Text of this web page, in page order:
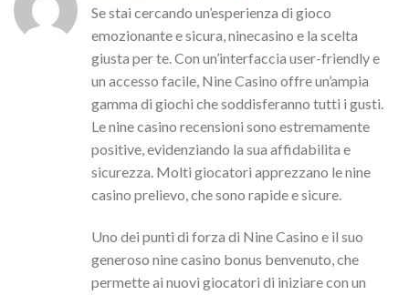
Se stai cercando un’esperienza di gioco
emozionante e sicura, ninecasino e la scelta
giusta per te. Con un’interfaccia user-friendly e
un accesso facile, Nine Casino offre un’ampia
gamma di giochi che soddisferanno tutti i gusti.
Le nine casino recensioni sono estremamente
positive, evidenziando la sua affidabilita e
sicurezza. Molti giocatori apprezzano le nine
casino prelievo, che sono rapide e sicure.
Uno dei punti di forza di Nine Casino e il suo
generoso nine casino bonus benvenuto, che
permette ai nuovi giocatori di iniziare con un